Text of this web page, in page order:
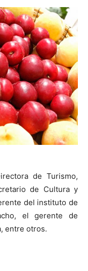
de Turismo,
de Cultura y
del instituto de
el gerente de
entre otros.